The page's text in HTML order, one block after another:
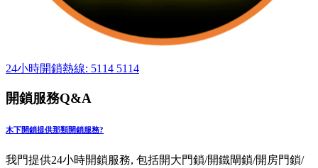
24小時開鎖熱線: 5114 5114
開鎖服務Q&A
木下開鎖提供那類開鎖服務?
我門提供24小時開鎖服務, 包括開大門鎖/開鐵閘鎖/開房門鎖/